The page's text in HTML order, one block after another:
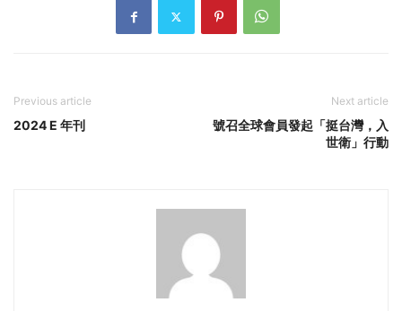
Previous article
2024 E 年刊
Next article
號召全球會員發起「挺台灣，入
世衛」行動